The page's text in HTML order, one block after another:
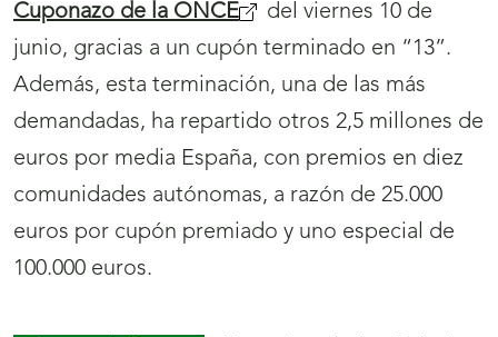
g
i
g
i
Cuponazo de la ONCE
del viernes 10 de
junio, gracias a un cupón terminado en “13”.
Además, esta terminación, una de las más
demandadas, ha repartido otros 2,5 millones de
euros por media España, con premios en diez
comunidades autónomas, a razón de 25.000
euros por cupón premiado y uno especial de
100.000 euros.